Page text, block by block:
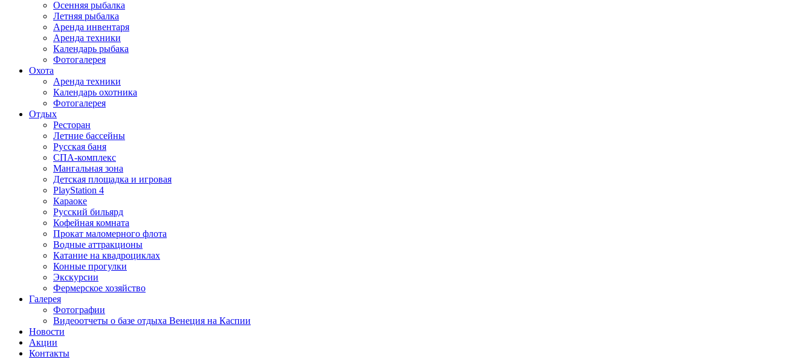
Осенняя рыбалка
Летняя рыбалка
Аренда инвентаря
Аренда техники
Календарь рыбака
Фотогалерея
Охота
Аренда техники
Календарь охотника
Фотогалерея
Отдых
Ресторан
Летние бассейны
Русская баня
СПА-комплекс
Мангальная зона
Детская площадка и игровая
PlayStation 4
Караоке
Русский бильярд
Кофейная комната
Прокат маломерного флота
Водные аттракционы
Катание на квадроциклах
Конные прогулки
Экскурсии
Фермерское хозяйство
Галерея
Фотографии
Видеоотчеты о базе отдыха Венеция на Каспии
Новости
Акции
Контакты